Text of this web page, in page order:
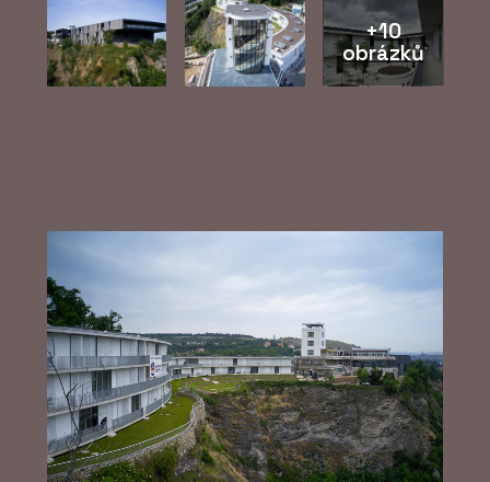
+10
obrázků